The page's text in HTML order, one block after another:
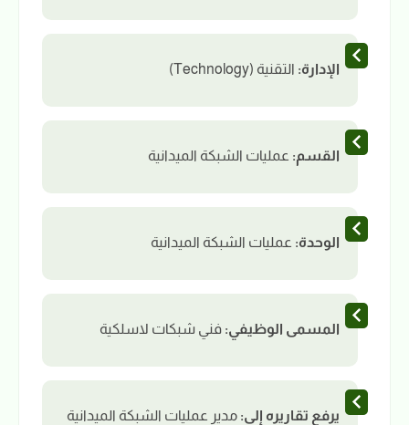
الإدارة: التقنية (Technology)
القسم: عمليات الشبكة الميدانية
الوحدة: عمليات الشبكة الميدانية
المسمى الوظيفي: فني شبكات لاسلكية
يرفع تقاريره إلى: مدير عمليات الشبكة الميدانية